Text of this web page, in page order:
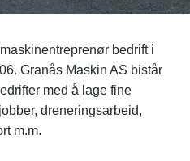
bedrift i
Granås Maskin AS bistår
med å lage fine
dreneringsarbeid,
m.m.